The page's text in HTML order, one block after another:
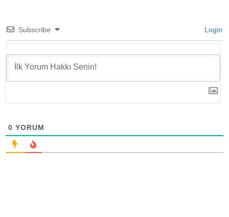
Subscribe Login
0 YORUM